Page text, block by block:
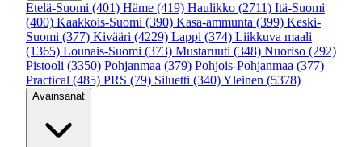
Etelä-Suomi (401) Häme (419) Haulikko (2711) Itä-Suomi
(400) Kaakkois-Suomi (390) Kasa-ammunta (399) Keski-
Suomi (377) Kivääri (4229) Lappi (374) Liikkuva maali
(1365) Lounais-Suomi (373) Mustaruuti (348) Nuoriso (292)
Pistooli (3350) Pohjanmaa (379) Pohjois-Pohjanmaa (377)
Practical (485) PRS (79) Siluetti (340)Yleinen (5378)
Avainsanat